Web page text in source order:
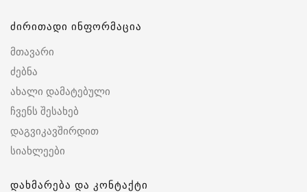
ძირითადი ინფორმაცია
მთავარი
ძებნა
ახალი დამატებული
ჩვენს შესახებ
დაგვიკავშირდით
სიახლეები
დახმარება და კონტაქტი